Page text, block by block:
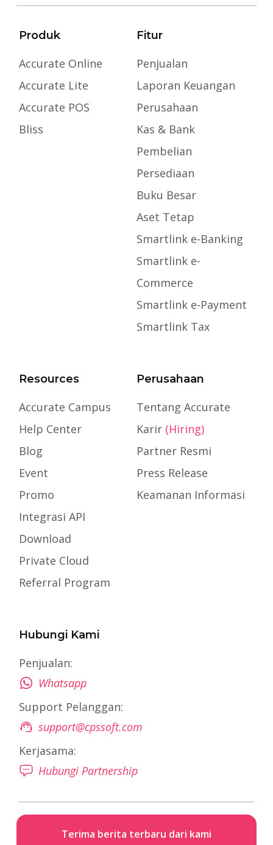
Produk
Accurate Online
Accurate Lite
Accurate POS
Bliss
Fitur
Penjualan
Laporan Keuangan
Perusahaan
Kas & Bank
Pembelian
Persediaan
Buku Besar
Aset Tetap
Smartlink e-Banking
Smartlink e-
Commerce
Smartlink e-Payment
Smartlink Tax
Resources
Accurate Campus
Help Center
Blog
Event
Promo
Integrasi API
Download
Private Cloud
Referral Program
Perusahaan
Tentang Accurate
Karir (Hiring)
Partner Resmi
Press Release
Keamanan Informasi
Hubungi Kami
Penjualan:
Whatsapp
Support Pelanggan:
support@cpssoft.com
Kerjasama:
Hubungi Partnership
Terima berita terbaru dari kami